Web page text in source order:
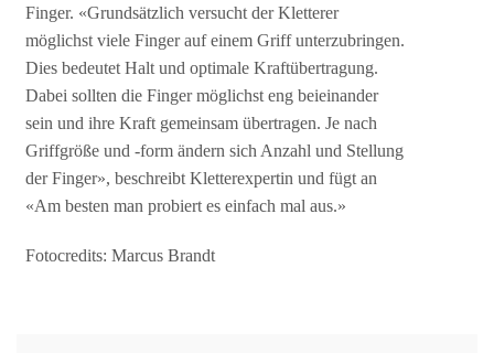
Finger. «Grundsätzlich versucht der Kletterer
möglichst viele Finger auf einem Griff unterzubringen.
Dies bedeutet Halt und optimale Kraftübertragung.
Dabei sollten die Finger möglichst eng beieinander
sein und ihre Kraft gemeinsam übertragen. Je nach
Griffgröße und -form ändern sich Anzahl und Stellung
der Finger», beschreibt Kletterexpertin und fügt an
«Am besten man probiert es einfach mal aus.»
Fotocredits: Marcus Brandt